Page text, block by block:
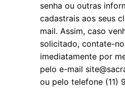
senha ou outras
cadastrais aos seus
mail. Assim, caso
solicitado, contate-
imediatamente por
pelo e-mail
ou pelo telefone (11)